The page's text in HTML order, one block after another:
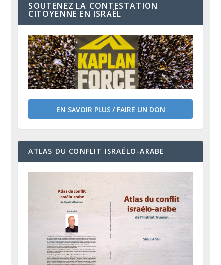
SOUTENEZ LA CONTESTATION
CITOYENNE EN ISRAËL
EN SAVOIR PLUS / FAIRE UN DON
ATLAS DU CONFLIT ISRAÉLO-ARABE